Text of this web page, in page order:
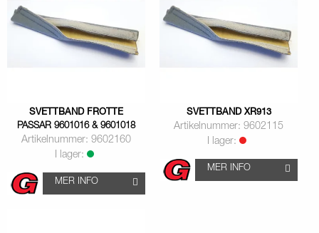
SVETTBAND FROTTE
PASSAR 9601016 & 9601018
Artikelnummer: 9602160
I lager:
MER INFO
SVETTBAND XR913
Artikelnummer: 9602115
I lager:
MER INFO